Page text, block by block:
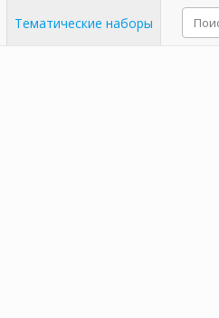
Тематические наборы